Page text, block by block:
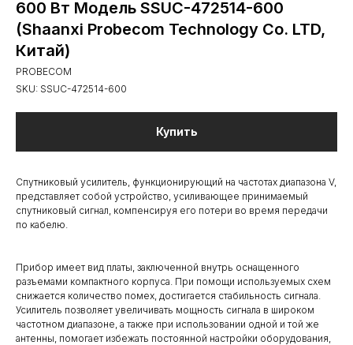
600 Вт Модель SSUC-472514-600
(Shaanxi Probecom Technology Co. LTD,
Китай)
PROBECOM
SKU: SSUC-472514-600
Купить
Спутниковый усилитель, функционирующий на частотах диапазона V,
представляет собой устройство, усиливающее принимаемый
спутниковый сигнал, компенсируя его потери во время передачи
по кабелю.
Прибор имеет вид платы, заключенной внутрь оснащенного
разъемами компактного корпуса. При помощи используемых схем
снижается количество помех, достигается стабильность сигнала.
Усилитель позволяет увеличивать мощность сигнала в широком
частотном диапазоне, а также при использовании одной и той же
антенны, помогает избежать постоянной настройки оборудования,